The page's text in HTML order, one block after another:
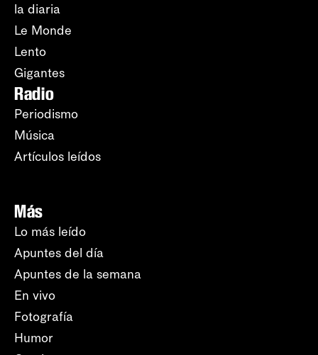
la diaria
Le Monde
Lento
Gigantes
Radio
Periodismo
Música
Artículos leídos
Más
Lo más leído
Apuntes del día
Apuntes de la semana
En vivo
Fotografía
Humor